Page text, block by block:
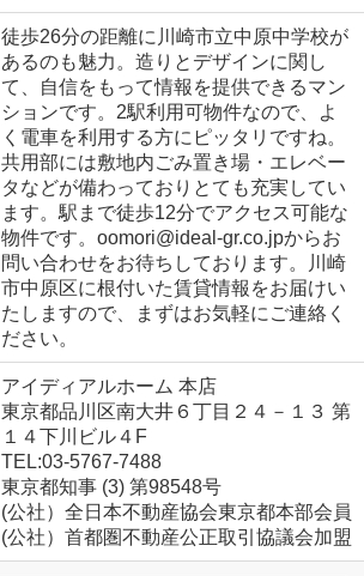
徒歩26分の距離に川崎市立中原中学校が
あるのも魅力。造りとデザインに関し
て、自信をもって情報を提供できるマン
ションです。2駅利用可物件なので、よ
く電車を利用する方にピッタリですね。
共用部には敷地内ごみ置き場・エレベー
タなどが備わっておりとても充実してい
ます。駅まで徒歩12分でアクセス可能な
物件です。oomori@ideal-gr.co.jpからお
問い合わせをお待ちしております。川崎
市中原区に根付いた賃貸情報をお届けい
たしますので、まずはお気軽にご連絡く
ださい。
アイディアルホーム 本店
東京都品川区南大井６丁目２４－１３ 第
１４下川ビル４F
TEL:03-5767-7488
東京都知事 (3) 第98548号
(公社）全日本不動産協会東京都本部会員
(公社）首都圏不動産公正取引協議会加盟